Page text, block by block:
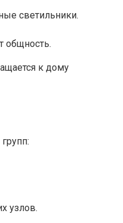
светильники.
общность.
к дому
узлов.